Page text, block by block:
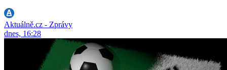
Aktuálně.cz - Zprávy
dnes, 16:28